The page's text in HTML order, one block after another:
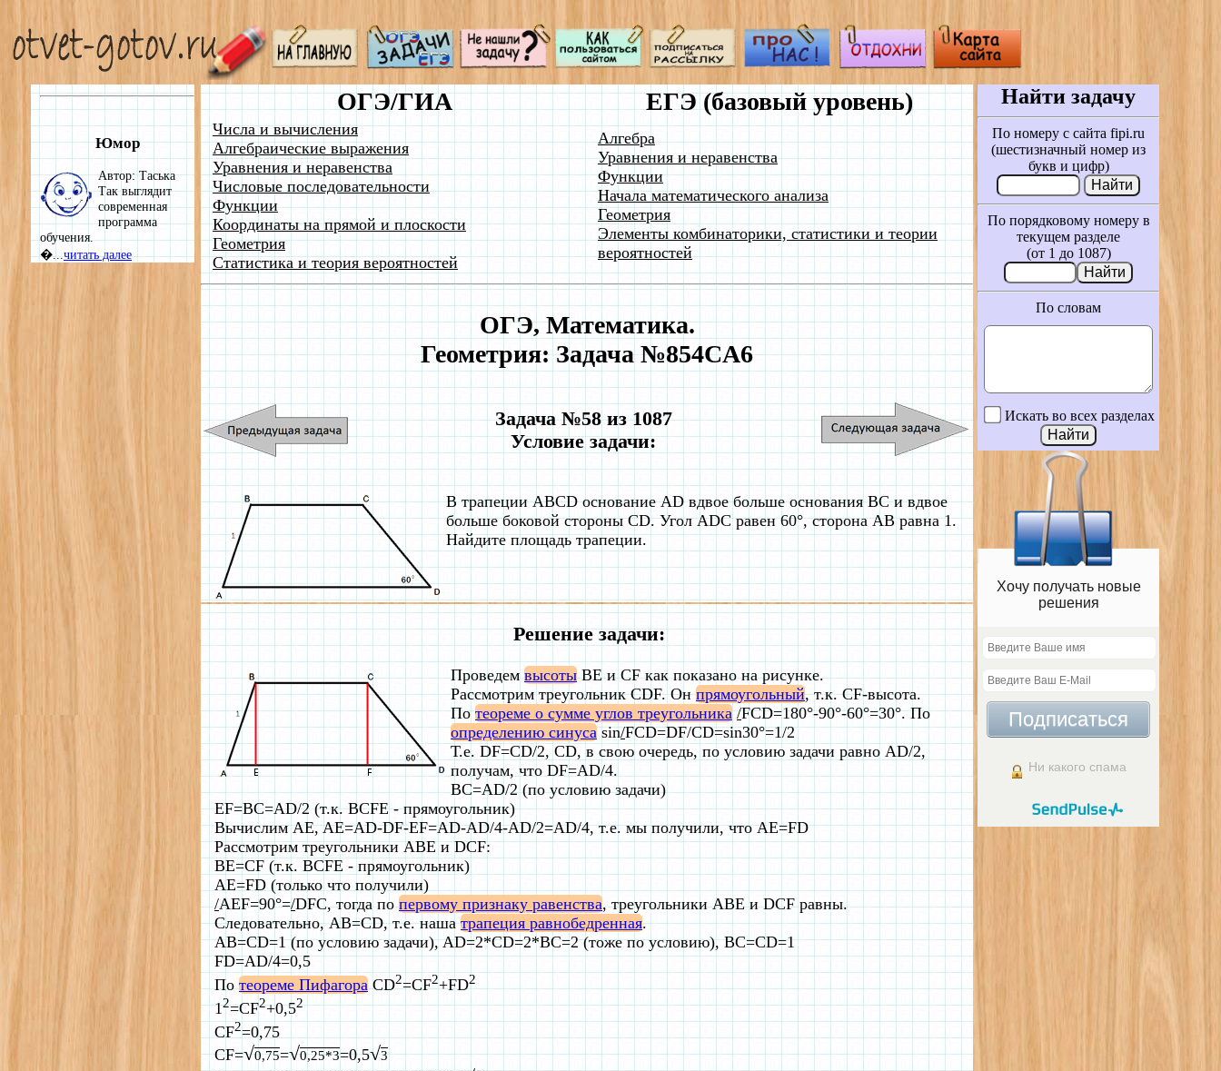
Юмор
Автор: Таська
Так выглядит
современная
программа
обучения.
�...читать далее
ОГЭ/ГИА ЕГЭ (базовый уровень)
Числа и вычисления
Алгебраические выражения
Уравнения и неравенства
Числовые последовательности
Функции
Координаты на прямой и плоскости
Геометрия
Статистика и теория вероятностей
Алгебра
Уравнения и неравенства
Функции
Начала математического анализа
Геометрия
Элементы комбинаторики, статистики и теории
вероятностей
ОГЭ, Математика.
Геометрия: Задача №854CA6
Задача №58 из 1087
Условие задачи:
В трапеции ABCD основание AD вдвое больше основания ВС и вдвое
больше боковой стороны CD. Угол ADC равен 60°, сторона AB равна 1.
Найдите площадь трапеции.
Решение задачи:
ПроведемвысотыBE и CF как показано на рисунке.
Рассмотрим треугольник CDF. Онпрямоугольный, т.к. CF-высота.
Потеореме о сумме углов треугольника /FCD=180°-90°-60°=30°. По
определению синусаsin/FCD=DF/CD=sin30°=1/2
Т.е. DF=CD/2, CD, в свою очередь, по условию задачи равно AD/2,
получам, что DF=AD/4.
BC=AD/2 (по условию задачи)
EF=BC=AD/2 (т.к. BCFE - прямоугольник)
Вычислим AE, AE=AD-DF-EF=AD-AD/4-AD/2=AD/4, т.е. мы получили, что AE=FD
Рассмотрим треугольники ABE и DCF:
BE=CF (т.к. BCFE - прямоугольник)
AE=FD (только что получили)
/AEF=90°=/DFC, тогда попервому признаку равенства, треугольники ABE и DCF равны.
Следовательно, AB=CD, т.е. наша трапеция равнобедренная.
AB=CD=1 (по условию задачи), AD=2*CD=2*BC=2 (тоже по условию), BC=CD=1
FD=AD/4=0,5
Потеореме ПифагораCD2=CF2+FD2
12=CF2+0,52
CF2=0,75
CF=√0,75=√0,25*3=0,5√3
Найти задачу
По номеру с сайта fipi.ru
(шестизначный номер из
букв и цифр)
По порядковому номеру в
текущем разделе
(от 1 до 1087)
По словам
Искать во всех разделах
Хочу получать новые
решения
Подписаться
Ни какого спама